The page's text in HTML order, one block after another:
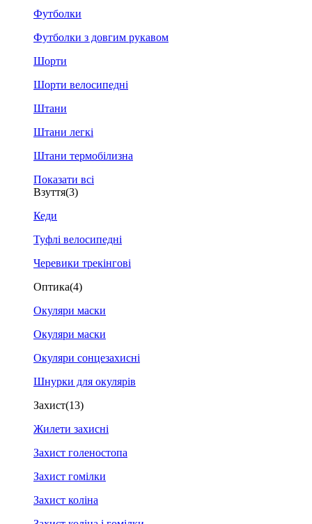
Футболки
Футболки з довгим рукавом
Шорти
Шорти велосипедні
Штани
Штани легкі
Штани термобілизна
Показати всі
Взуття(3)
Кеди
Туфлі велосипедні
Черевики трекінгові
Оптика(4)
Окуляри маски
Окуляри маски
Окуляри сонцезахисні
Шнурки для окулярів
Захист(13)
Жилети захисні
Захист голеностопа
Захист гомілки
Захист коліна